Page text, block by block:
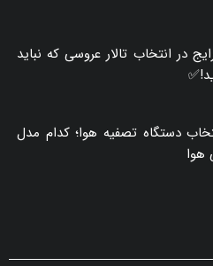
رایج در انتخاب تالار عروسی که نباید
دستگاه تصفیه هوا؛ کدام مدل
هوا